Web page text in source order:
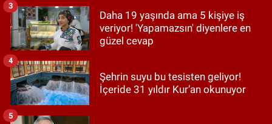
Daha 19 yaşında ama 5 kişiye iş
veriyor! 'Yapamazsın' diyenlere en
güzel cevap
3
Şehrin suyu bu tesisten geliyor!
İçeride 31 yıldır Kur’an okunuyor
4
5